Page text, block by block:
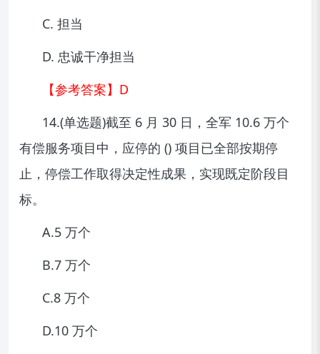
C. 担当
D. 忠诚干净担当
【参考答案】D
14.(单选题)截至 6 月 30 日，全军 10.6 万个
有偿服务项目中，应停的 () 项目已全部按期停
止，停偿工作取得决定性成果，实现既定阶段目
标。
A.5 万个
B.7 万个
C.8 万个
D.10 万个